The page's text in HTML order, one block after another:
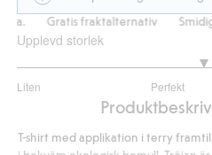
Gratis fraktalternativ Smidig
Upplevd storlek
Liten Perfekt
utav
12
T-shirt med applikation i terry